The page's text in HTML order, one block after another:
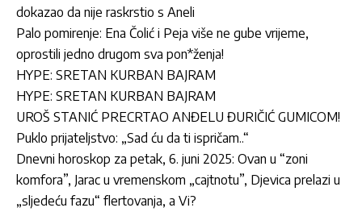
dokazao da nije raskrstio s Aneli
Palo pomirenje: Ena Čolić i Peja više ne gube vrijeme,
oprostili jedno drugom sva pon*ženja!
HYPE: SRETAN KURBAN BAJRAM
HYPE: SRETAN KURBAN BAJRAM
UROŠ STANIĆ PRECRTAO ANĐELU ĐURIČIĆ GUMICOM!
Puklo prijateljstvo: „Sad ću da ti ispričam..“
Dnevni horoskop za petak, 6. juni 2025: Ovan u “zoni
komfora”, Jarac u vremenskom „cajtnotu”, Djevica prelazi u
„sljedeću fazu“ flertovanja, a Vi?